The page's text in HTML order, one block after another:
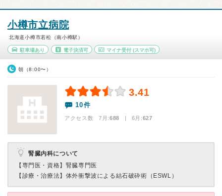
小樽市立病院
北海道小樽市若松（南小樽駅）
駐車場あり 電子決済可 マイナ受付 (スマホ可)
朝（8:00〜）
3.41
10件
アクセス数 7月:688 | 6月:627
腎臓内科について
【専門医・資格】 腎臓専門医
【診療・治療法】 体外衝撃波による結石破砕術（ESWL）